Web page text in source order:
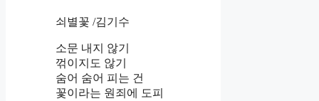
쇠별꽃 /김기수
소문 내지 않기
꺾이지도 않기
숨어 숨어 피는 건
꽃이라는 원죄에 도피